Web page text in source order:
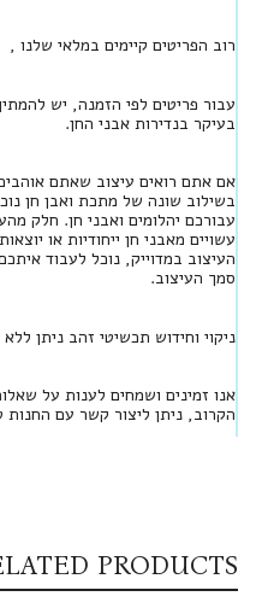
רוב הפריטים קיימים במלאי שלנו ,
בעיקר בנדירות אבני החן.
אם אתם רואים עיצוב שאתם
בשילוב שונה של מתכת ואבן חן
עבורכם יהלומים ואבני חן. חלק
עשויים מאבני חן ייחודיות או
העיצוב במדוייק, נוכל לעבוד
סמך העיצוב.
ניקוי וחידוש תכשיטי זהב ניתן
אנו זמינים ושמחים לענות על
הקרוב, ניתן ליצור קשר עם
PRODUCTS